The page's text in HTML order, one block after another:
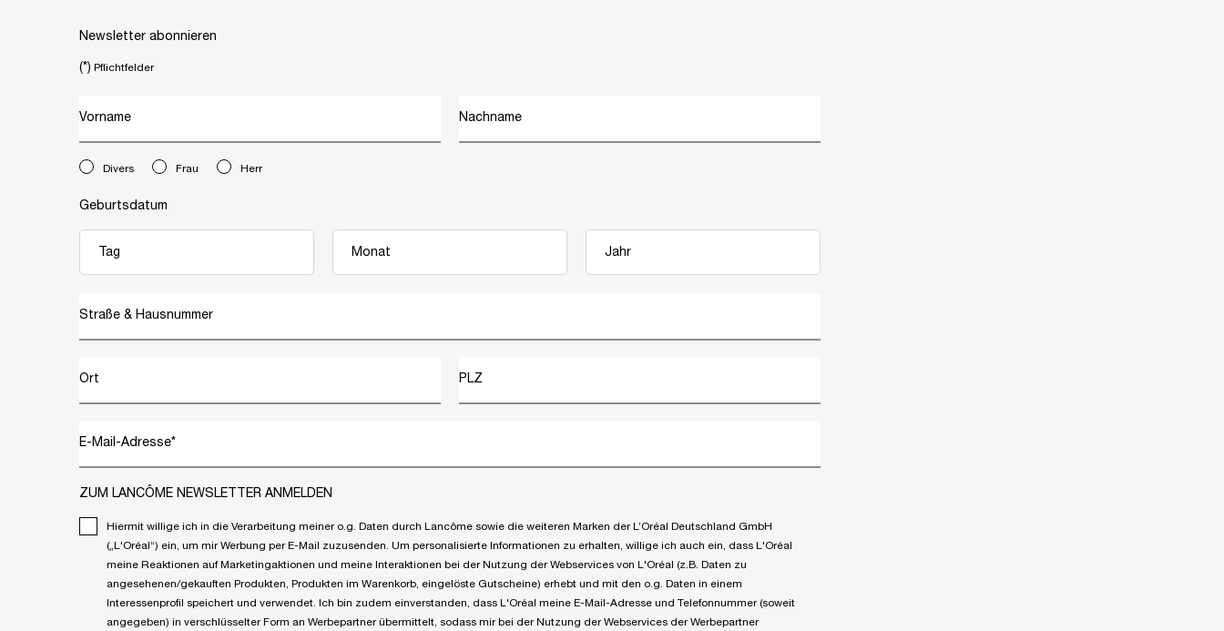
Newsletter abonnieren
(*) Pflichtfelder
Vorname Nachname
newslettersignup.title.legend
Divers Frau Herr
Geburtsdatum
Straße & Hausnummer
Ort PLZ
E-Mail-Adresse*
ZUM LANCÔME NEWSLETTER ANMELDEN
Hiermit willige ich in die Verarbeitung meiner o.g. Daten durch Lancôme sowie die weiteren Marken der L’Oréal Deutschland GmbH
(„L'Oréal“) ein, um mir Werbung per E-Mail zuzusenden. Um personalisierte Informationen zu erhalten, willige ich auch ein, dass L'Oréal
meine Reaktionen auf Marketingaktionen und meine Interaktionen bei der Nutzung der Webservices von L'Oréal (z.B. Daten zu
angesehenen/gekauften Produkten, Produkten im Warenkorb, eingelöste Gutscheine) erhebt und mit den o.g. Daten in einem
Interessenprofil speichert und verwendet. Ich bin zudem einverstanden, dass L'Oréal meine E-Mail-Adresse und Telefonnummer (soweit
angegeben) in verschlüsselter Form an Werbepartner übermittelt, sodass mir bei der Nutzung der Webservices der Werbepartner